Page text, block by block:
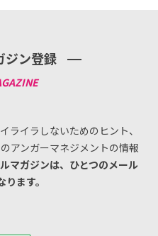
ジン登録
ライラしないためのヒント、
アンガーマネジメントの情報
マガジンは、ひとつのメール
ます。